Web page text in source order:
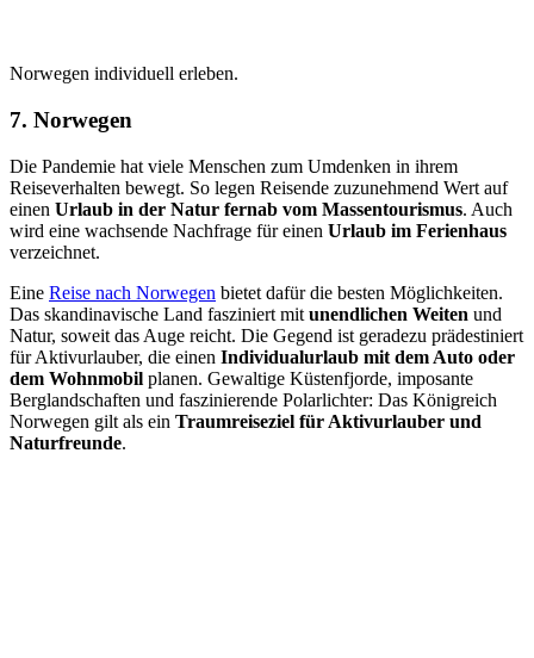
Norwegen individuell erleben.
7. Norwegen
Die Pandemie hat viele Menschen zum Umdenken in ihrem
Reiseverhalten bewegt. So legen Reisende zuzunehmend Wert auf
einen Urlaub in der Natur fernab vom Massentourismus. Auch
wird eine wachsende Nachfrage für einen Urlaub im Ferienhaus
verzeichnet.
Eine Reise nach Norwegen bietet dafür die besten Möglichkeiten.
Das skandinavische Land fasziniert mit unendlichen Weiten und
Natur, soweit das Auge reicht. Die Gegend ist geradezu prädestiniert
für Aktivurlauber, die einen Individualurlaub mit dem Auto oder
dem Wohnmobil planen. Gewaltige Küstenfjorde, imposante
Berglandschaften und faszinierende Polarlichter: Das Königreich
Norwegen gilt als ein Traumreiseziel für Aktivurlauber und
Naturfreunde.